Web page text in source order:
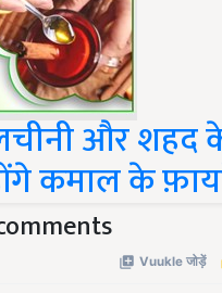
और शहद
कमाल के